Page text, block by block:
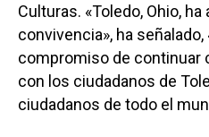
Culturas. «Toledo, Ohio,
convivencia», ha
compromiso de continuar
con los ciudadanos de
ciudadanos de todo el